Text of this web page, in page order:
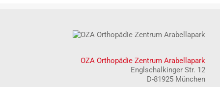
OZA Orthopädie Zentrum Arabellapark
Englschalkinger Str. 12
D-81925 München